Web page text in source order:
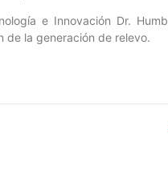
e Innovación Dr.
de la generación de relevo.